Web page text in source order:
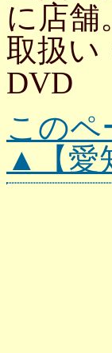
に店舗
取扱い
DVD
この
▲【愛